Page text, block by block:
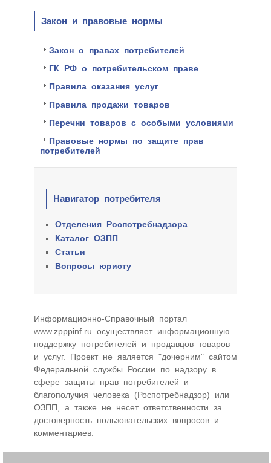
Закон и правовые нормы
Закон о правах потребителей
ГК РФ о потребительском праве
Правила оказания услуг
Правила продажи товаров
Перечни товаров с особыми условиями
Правовые нормы по защите прав
потребителей
Навигатор потребителя
Отделения Роспотребнадзора
Каталог ОЗПП
Статьи
Вопросы юристу
Информационно-Cправочный портал
www.zpppinf.ru осуществляет информационную
поддержку потребителей и продавцов товаров
и услуг. Проект не является "дочерним" сайтом
Федеральной службы России по надзору в
сфере защиты прав потребителей и
благополучия человека (Роспотребнадзор) или
ОЗПП, а также не несет ответственности за
достоверность пользовательских вопросов и
комментариев.